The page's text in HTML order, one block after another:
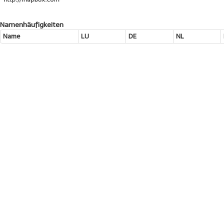
Namenhäufigkeiten
Name LU DE NL